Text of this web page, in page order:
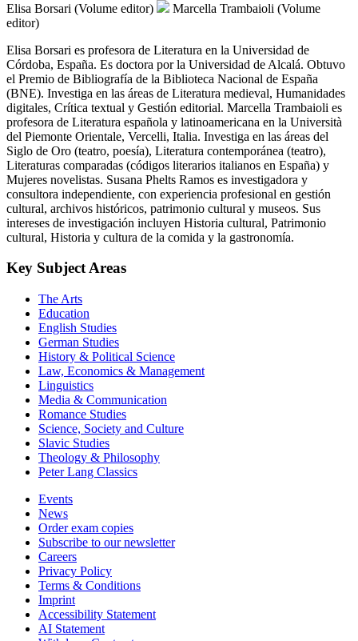
Elisa Borsari (Volume editor)
Marcella Trambaioli (Volume
editor)
Elisa Borsari es profesora de Literatura en la Universidad de
Córdoba, España. Es doctora por la Universidad de Alcalá. Obtuvo
el Premio de Bibliografía de la Biblioteca Nacional de España
(BNE). Investiga en las áreas de Literatura medieval, Humanidades
digitales, Crítica textual y Gestión editorial. Marcella Trambaioli es
profesora de Literatura española y latinoamericana en la Università
del Piemonte Orientale, Vercelli, Italia. Investiga en las áreas del
Siglo de Oro (teatro, poesía), Literatura contemporánea (teatro),
Literaturas comparadas (códigos literarios italianos en España) y
Mujeres novelistas. Susana Phelts Ramos es investigadora y
consultora independiente, con experiencia profesional en gestión
cultural, archivos históricos, patrimonio cultural y museos. Sus
intereses de investigación incluyen Historia cultural, Patrimonio
cultural, Historia y cultura de la comida y la gastronomía.
Key Subject Areas
The Arts
Education
English Studies
German Studies
History & Political Science
Law, Economics & Management
Linguistics
Media & Communication
Romance Studies
Science, Society and Culture
Slavic Studies
Theology & Philosophy
Peter Lang Classics
Events
News
Order exam copies
Subscribe to our newsletter
Careers
Privacy Policy
Terms & Conditions
Imprint
Accessibility Statement
AI Statement